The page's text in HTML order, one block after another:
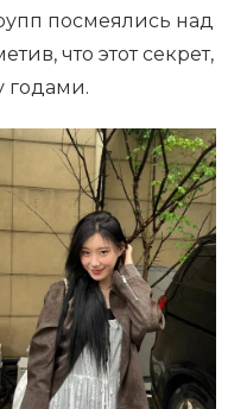
посмеялись над
что этот секрет,
годами.